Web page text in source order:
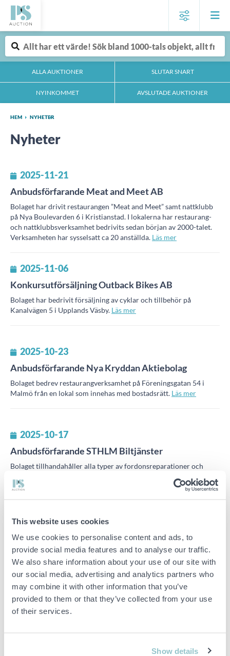
This website uses cookies
We use cookies to personalise content and ads, to
provide social media features and to analyse our traffic.
We also share information about your use of our site with
our social media, advertising and analytics partners who
may combine it with other information that you’ve
provided to them or that they’ve collected from your use
of their services.
Show details
ALLA AUKTIONER SLUTAR SNART
NYINKOMMET AVSLUTADE AUKTIONER
HEM NYHETER
Nyheter
2025-11-21
Anbudsförfarande Meat and Meet AB
Bolaget har drivit restaurangen ”Meat and Meet” samt nattklubb
på Nya Boulevarden 6 i Kristianstad. I lokalerna har restaurang-
och nattklubbsverksamhet bedrivits sedan början av 2000-talet.
Verksamheten har sysselsatt ca 20 anställda. Läs mer
2025-11-06
Konkursutförsäljning Outback Bikes AB
Bolaget har bedrivit försäljning av cyklar och tillbehör på
Kanalvägen 5 i Upplands Väsby. Läs mer
2025-10-23
Anbudsförfarande Nya Kryddan Aktiebolag
Bolaget bedrev restaurangverksamhet på Föreningsgatan 54 i
Malmö från en lokal som innehas med bostadsrätt. Läs mer
2025-10-17
Anbudsförfarande STHLM Biltjänster
Bolaget tillhandahåller alla typer av fordonsreparationer och
utför fordonsservice till alla typer av bilmärken, under samarbete
med Auto Experten (KGK). Skadeverkstad bedrivs i samarbete
2025-10-10
Anbudsförfarande Bilxpert Sverige AB
Bolaget bedriver biltvätt och bilverkstadsverksamhet på adressen
Strömsätravägen i Skärholmen.Läs mer
Kasai Visby har bedrivit verksamhet inom restaurang, krog och